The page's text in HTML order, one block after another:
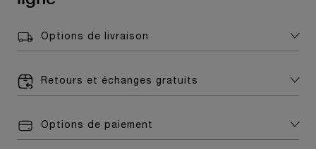
Options de livraison
Retours et échanges gratuits
Options de paiement